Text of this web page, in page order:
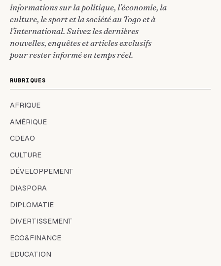
informations sur la politique, l’économie, la
culture, le sport et la société au Togo et à
l’international. Suivez les dernières
nouvelles, enquêtes et articles exclusifs
pour rester informé en temps réel.
RUBRIQUES
AFRIQUE
AMÉRIQUE
CDEAO
CULTURE
DÉVELOPPEMENT
DIASPORA
DIPLOMATIE
DIVERTISSEMENT
ECO&FINANCE
EDUCATION